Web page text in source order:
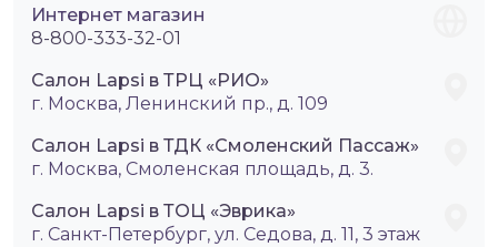
Интернет магазин
8-800-333-32-01
Салон Lapsi в ТРЦ «РИО»
г. Москва, Ленинский пр., д. 109
Салон Lapsi в ТДК «Смоленский Пассаж»
г. Москва, Смоленская площадь, д. 3.
Салон Lapsi в ТОЦ «Эврика»
г. Санкт-Петербург, ул. Седова, д. 11, 3 этаж